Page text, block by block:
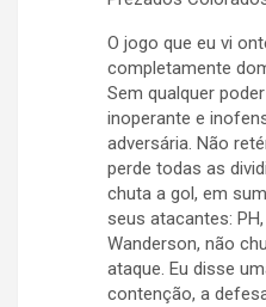
O jogo que eu vi
completamente
Sem qualquer
inoperante e
adversária. Não
perde todas as
chuta a gol, em
seus atacantes:
Wanderson, não
ataque. Eu disse
contenção, a